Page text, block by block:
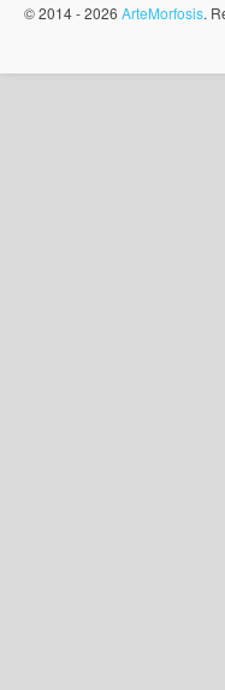
© 2014 - 2026 ArteMorfosis.